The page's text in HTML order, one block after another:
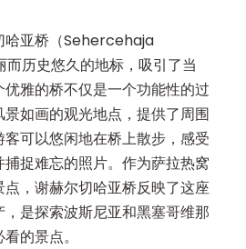
哈亚桥（Sehercehaja
历史悠久的地标，吸引了当
雅的桥不仅是一个功能性的过
如画的观光地点，提供了周围
可以悠闲地在桥上散步，感受
捉难忘的照片。作为萨拉热窝
，谢赫尔切哈亚桥反映了这座
是探索波斯尼亚和黑塞哥维那
的景点。